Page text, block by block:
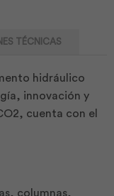
TÉCNICAS
hidráulico
innovación y
cuenta con el
columnas,